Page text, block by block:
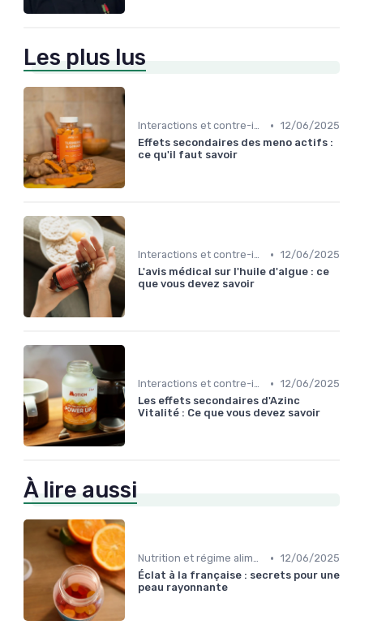
Les plus lus
Interactions et contre-indications • 12/06/2025
Effets secondaires des meno actifs :
ce qu'il faut savoir
Interactions et contre-indications • 12/06/2025
L'avis médical sur l'huile d'algue : ce
que vous devez savoir
Interactions et contre-indications • 12/06/2025
Les effets secondaires d'Azinc
Vitalité : Ce que vous devez savoir
À lire aussi
Nutrition et régime alimentaire • 12/06/2025
Éclat à la française : secrets pour une
peau rayonnante